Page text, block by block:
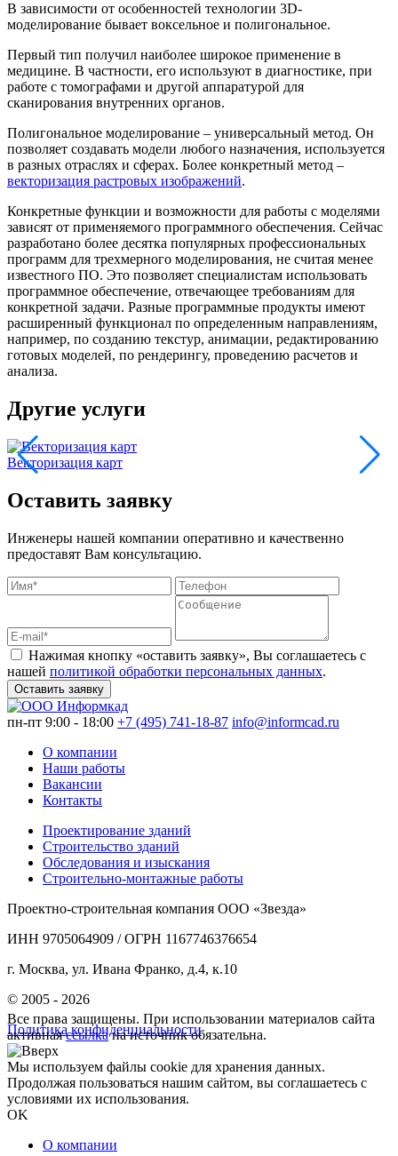
В зависимости от особенностей технологии 3D-
моделирование бывает воксельное и полигональное.
Первый тип получил наиболее широкое применение в
медицине. В частности, его используют в диагностике, при
работе с томографами и другой аппаратурой для
сканирования внутренних органов.
Полигональное моделирование – универсальный метод. Он
позволяет создавать модели любого назначения, используется
в разных отраслях и сферах. Более конкретный метод –
векторизация растровых изображений.
Конкретные функции и возможности для работы с моделями
зависят от применяемого программного обеспечения. Сейчас
разработано более десятка популярных профессиональных
программ для трехмерного моделирования, не считая менее
известного ПО. Это позволяет специалистам использовать
программное обеспечение, отвечающее требованиям для
конкретной задачи. Разные программные продукты имеют
расширенный функционал по определенным направлениям,
например, по созданию текстур, анимации, редактированию
готовых моделей, по рендерингу, проведению расчетов и
анализа.
Другие услуги
Векторизация карт
Оставить заявку
Инженеры нашей компании оперативно и качественно
предоставят Вам консультацию.
Нажимая кнопку «оставить заявку», Вы соглашаетесь с
нашей политикой обработки персональных данных.
Оставить заявку
пн-пт 9:00 - 18:00 +7 (495) 741-18-87 info@informcad.ru
О компании
Наши работы
Вакансии
Контакты
Проектирование зданий
Строительство зданий
Обследования и изыскания
Строительно-монтажные работы
Проектно-строительная компания ООО «Звезда»
ИНН 9705064909 / ОГРН 1167746376654
г. Москва, ул. Ивана Франко, д.4, к.10
© 2005 - 2026
Политика конфиденциальности
Все права защищены. При использовании материалов сайта
активнаяссылкана источник обязательна.
Мы используем файлы cookie для хранения данных.
Продолжая пользоваться нашим сайтом, вы соглашаетесь с
условиями их использования.
OK
О компании